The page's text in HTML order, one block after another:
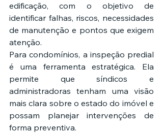
edificação, com o objetivo de
identificar falhas, riscos, necessidades
de manutenção e pontos que exigem
atenção.
Para condomínios, a inspeção predial
é uma ferramenta estratégica. Ela
permite que síndicos e
administradoras tenham uma visão
mais clara sobre o estado do imóvel e
possam planejar intervenções de
forma preventiva.